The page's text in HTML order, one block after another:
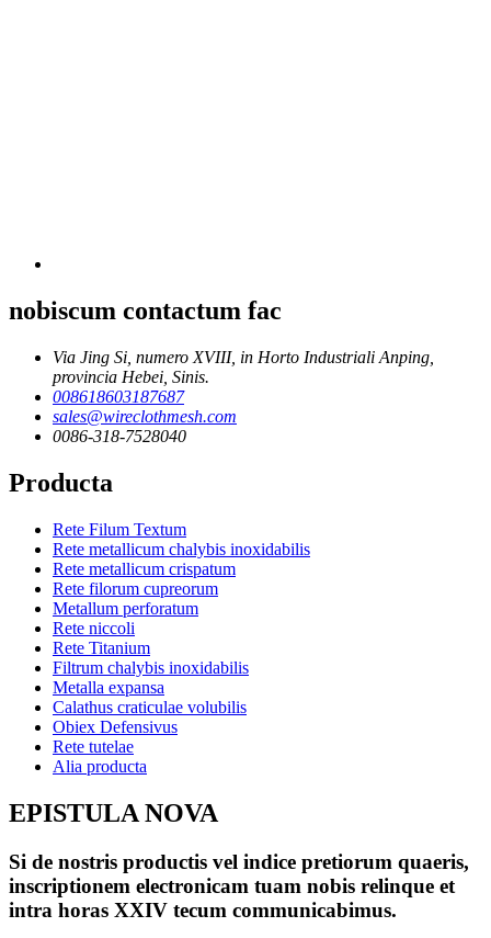
nobiscum contactum fac
Via Jing Si, numero XVIII, in Horto Industriali Anping,
provincia Hebei, Sinis.
008618603187687
sales@wireclothmesh.com
0086-318-7528040
Producta
Rete Filum Textum
Rete metallicum chalybis inoxidabilis
Rete metallicum crispatum
Rete filorum cupreorum
Metallum perforatum
Rete niccoli
Rete Titanium
Filtrum chalybis inoxidabilis
Metalla expansa
Calathus craticulae volubilis
Obiex Defensivus
Rete tutelae
Alia producta
EPISTULA NOVA
Si de nostris productis vel indice pretiorum quaeris,
inscriptionem electronicam tuam nobis relinque et
intra horas XXIV tecum communicabimus.